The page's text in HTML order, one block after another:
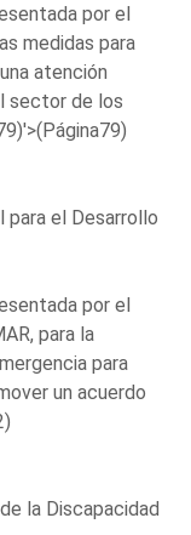
por el
medidas para
atención
sector de los
para el Desarrollo
por el
para la
para
un acuerdo
la Discapacidad